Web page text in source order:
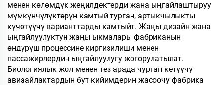
менен көлөмдүк жеңилдектерди жана ыңгайлаштыруу
мүмкүнчүлүктөрүн камтый турган, артыкчылыкты
күчөтүүчү варианттарды камтыйт. Жаңы дизайн жана
ыңгайлуулуктун жаңы ыкмалары фабриканын
өндүрүш процессине киргизилиши менен
пассажирлердин ыңгайлуулугу жогорулатылат.
Биологиялык жол менен тез арада чургап кетүүчү
авиаайлактардын бут кийимдерин жасоочу фабрика